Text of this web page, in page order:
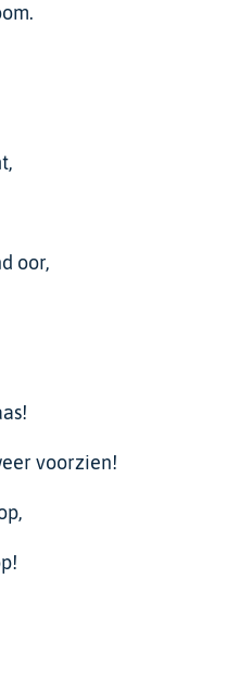
oor,
voorzien!